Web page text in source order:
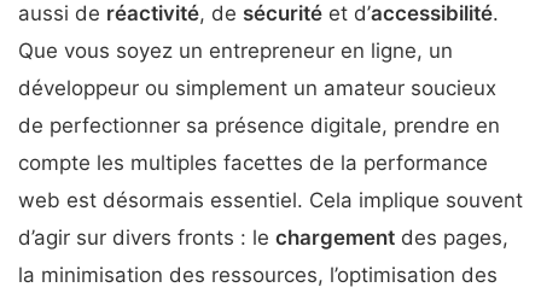
aussi de réactivité, de sécurité et d’accessibilité.
Que vous soyez un entrepreneur en ligne, un
développeur ou simplement un amateur soucieux
de perfectionner sa présence digitale, prendre en
compte les multiples facettes de la performance
web est désormais essentiel. Cela implique souvent
d’agir sur divers fronts : le chargement des pages,
la minimisation des ressources, l’optimisation des